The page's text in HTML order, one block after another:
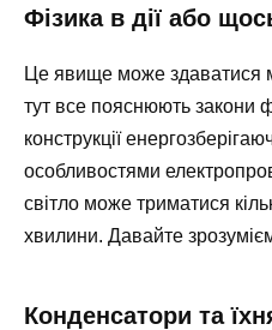
Фізика в дії або
Це явище може здаватися
тут все пояснюють закони
конструкції
особливостями
світло може триматися
хвилини. Давайте
Конденсатори та